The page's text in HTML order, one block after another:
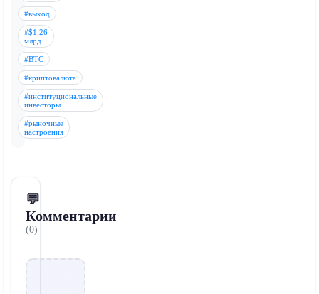
#выход
#$1.26
млрд
#BTC
#криптовалюта
#институциональные
инвесторы
#рыночные
настроения
💬
Комментарии
(0)